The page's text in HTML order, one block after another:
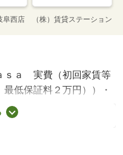
阜西店 （株）賃貸ステーション
ｓａ 実費（初回家賃等
低保証料２万円））・
／月１，５００円／
５００ｍ。住宅街に立
金 50000円